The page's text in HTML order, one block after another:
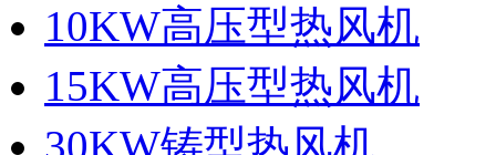
10KW高压型热风机
15KW高压型热风机
30KW铸型热风机